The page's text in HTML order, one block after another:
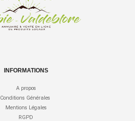
INFORMATIONS
A propos
Conditions Générales
Mentions Légales
RGPD